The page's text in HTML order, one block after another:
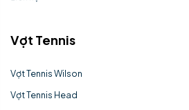
Vợt Tennis
Vợt Tennis Wilson
Vợt Tennis Head